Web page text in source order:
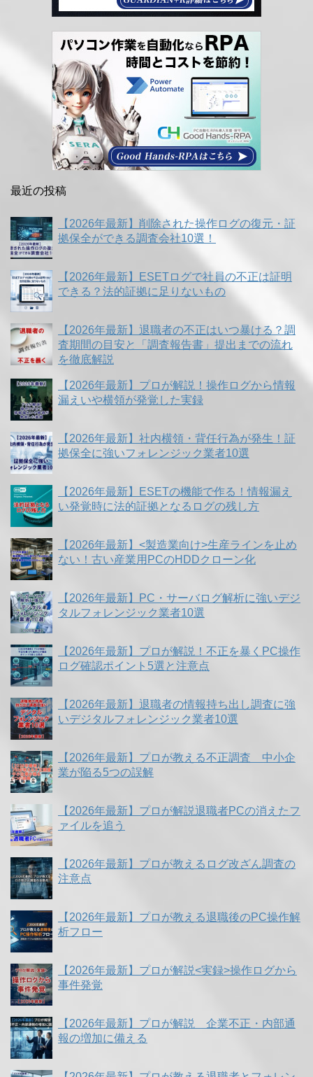
最近の投稿
【2026年最新】削除された操作ログの復元・証
拠保全ができる調査会社10選！
【2026年最新】ESETログで社員の不正は証明
できる？法的証拠に足りないもの
【2026年最新】退職者の不正はいつ暴ける？調
査期間の目安と「調査報告書」提出までの流れ
を徹底解説
【2026年最新】プロが解説！操作ログから情報
漏えいや横領が発覚した実録
【2026年最新】社内横領・背任行為が発生！証
拠保全に強いフォレンジック業者10選
【2026年最新】ESETの機能で作る！情報漏え
い発覚時に法的証拠となるログの残し方
【2026年最新】<製造業向け>生産ラインを止め
ない！古い産業用PCのHDDクローン化
【2026年最新】PC・サーバログ解析に強いデジ
タルフォレンジック業者10選
【2026年最新】プロが解説！不正を暴くPC操作
ログ確認ポイント5選と注意点
【2026年最新】退職者の情報持ち出し調査に強
いデジタルフォレンジック業者10選
【2026年最新】プロが教える不正調査 中小企
業が陥る5つの誤解
【2026年最新】プロが解説退職者PCの消えたフ
ァイルを追う
【2026年最新】プロが教えるログ改ざん調査の
注意点
【2026年最新】プロが教える退職後のPC操作解
析フロー
【2026年最新】プロが解説<実録>操作ログから
事件発覚
【2026年最新】プロが解説 企業不正・内部通
報の増加に備える